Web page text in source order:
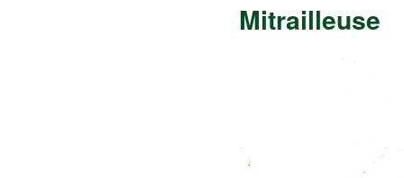
Mitrailleuse